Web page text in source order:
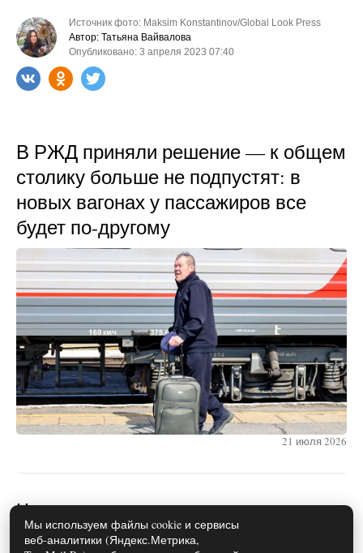
Источник фото: Maksim Konstantinov/Global Look Press
Автор: Татьяна Вайвалова
Опубликовано: 3 апреля 2023 07:40
В РЖД приняли решение — к общем
столику больше не подпустят: в
новых вагонах у пассажиров все
будет по-другому
21 июля 2026
Чем полезен можжевельник для
здоровья: свойства и
Мы используем файлы cookie и сервисы
веб-аналитики (Яндекс.Метрика,